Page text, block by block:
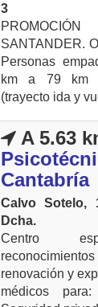
3
SANTANDER.
Personas
km a 79 km
(trayecto ida y
A 5.63
Cantabría
Calvo Sotelo,
Dcha.
Centro
renovación y
médicos